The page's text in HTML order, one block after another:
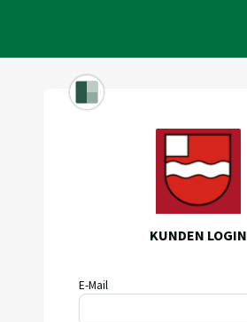
KUNDEN LOGIN
E-Mail